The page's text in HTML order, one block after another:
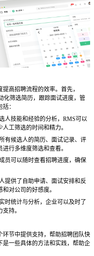
高招聘流程的效率。首先，
化筛选简历，跟踪面试进度，管
：
人技能和经验的分析， RMS可以
工筛选的时间和精力。
有候选人的简历、面试记录、评
行多维度筛选和查看。
员可以随时查看招聘进度，确保
提供了自助申请、面试安排和反
对公司的好感度。
时统计与分析，企业可以及时了
持。
节中提供支持，帮助招聘团队快
一些具体的方法和实践，帮助企